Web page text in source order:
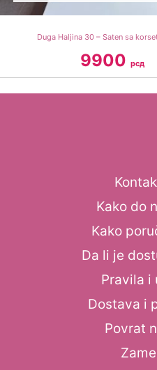
Duga Haljina 30 – Saten sa
9900 рсд
Kako do
Kako
Da li je
Pravila i
Dostava i
Povrat